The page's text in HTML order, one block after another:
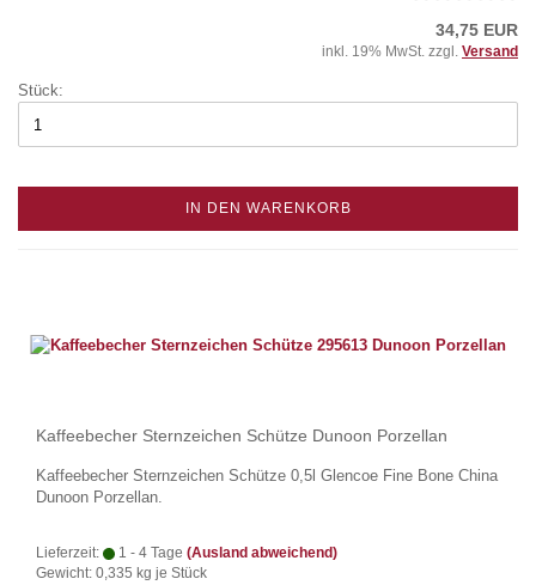
34,75 EUR
inkl. 19% MwSt. zzgl. Versand
Stück:
IN DEN WARENKORB
Kaffeebecher Sternzeichen Schütze Dunoon Porzellan
Kaffeebecher Sternzeichen Schütze 0,5l Glencoe Fine Bone China
Dunoon Porzellan.
Lieferzeit: 1 - 4 Tage (Ausland abweichend)
Gewicht: 0,335 kg je Stück